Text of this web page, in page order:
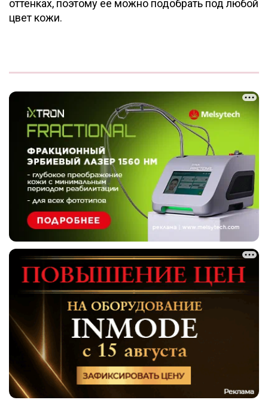
оттенках, поэтому ее можно подобрать под любой
цвет кожи.